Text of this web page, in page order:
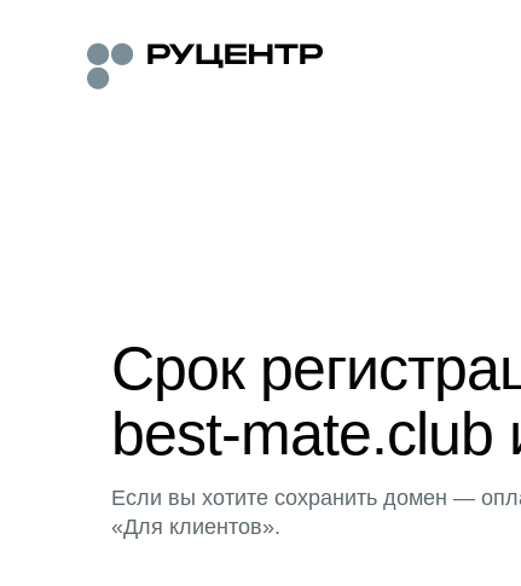
Срок
best-mate.club
Если вы хотите сохранить домен —
«Для клиентов».